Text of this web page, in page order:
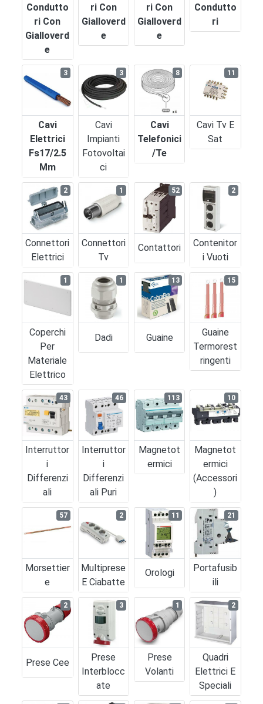
Condutto
Ri Con
Gialloverd
E
Ri Con
Gialloverd
E
Ri Con
Gialloverd
E
Condutto
Ri
Cavi
Elettrici
Fs17/2.5
Mm
3
Cavi
Impianti
Fotovoltai
Ci
3
Cavi
Telefonici
/te
8
Cavi Tv E
Sat
11
Connettori
Elettrici
2
Connettori
Tv
1
Contattori
52
Contenitor
I Vuoti
2
Coperchi
Per
Materiale
Elettrico
1
Dadi
1
Guaine
13
Guaine
Termorest
Ringenti
15
Interruttor
I
Differenzi
Ali
43
Interruttor
I
Differenzi
Ali Puri
46
Magnetot
Ermici
113
Magnetot
Ermici
(accessori
)
10
Morsettier
E
57
Multiprese
E Ciabatte
2
Orologi
11
Portafusib
Ili
21
Prese Cee
2
Prese
Interblocc
Ate
3
Prese
Volanti
1
Quadri
Elettrici E
Speciali
2